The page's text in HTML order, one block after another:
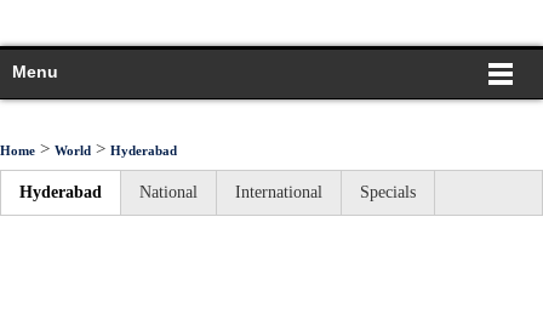
Menu
Home > World > Hyderabad
Hyderabad National International Specials